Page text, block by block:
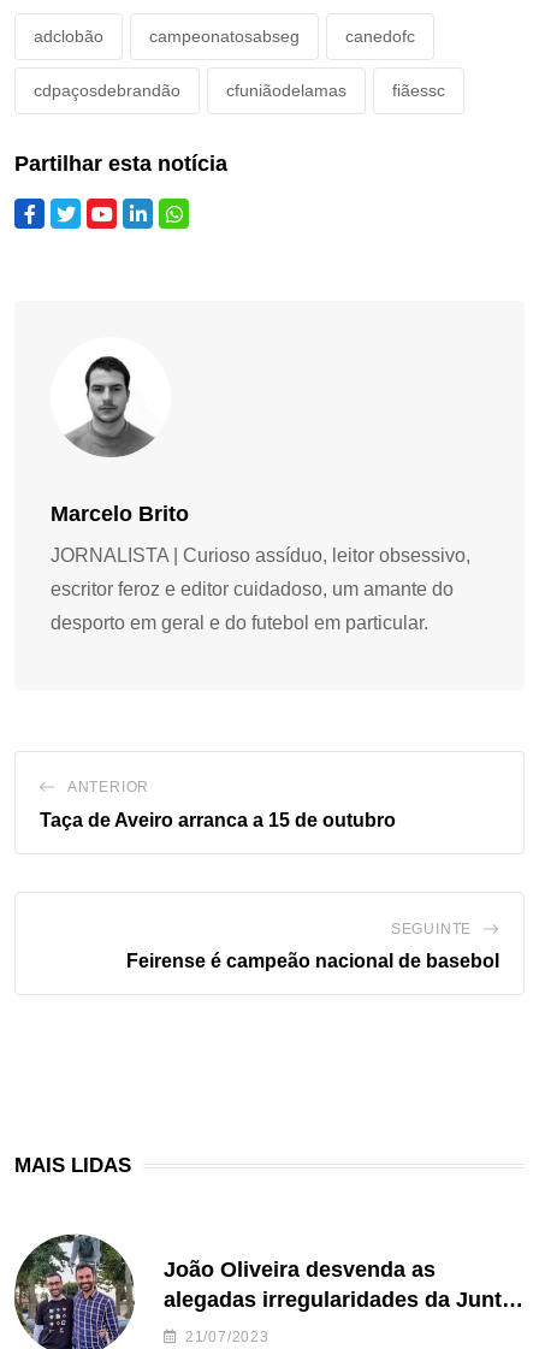
adclobão campeonatosabseg canedofc
cdpaçosdebrandão cfuniãodelamas fiãessc
Partilhar esta notícia
Marcelo Brito
JORNALISTA | Curioso assíduo, leitor obsessivo,
escritor feroz e editor cuidadoso, um amante do
desporto em geral e do futebol em particular.
ANTERIOR
Taça de Aveiro arranca a 15 de outubro
SEGUINTE
Feirense é campeão nacional de basebol
MAIS LIDAS
João Oliveira desvenda as
alegadas irregularidades da Junta
de Freguesia S. João de Ver
21/07/2023